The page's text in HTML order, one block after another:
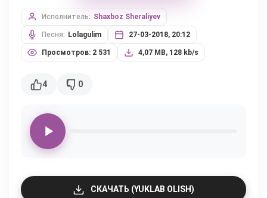
Исполнитель: Shaxboz Sheraliyev
Песня: Lolagulim 27-03-2018, 20:12
Просмотров: 2 531 4,07 MB, 128 kb/s
4 0
СКАЧАТЬ (YUKLAB OLISH)